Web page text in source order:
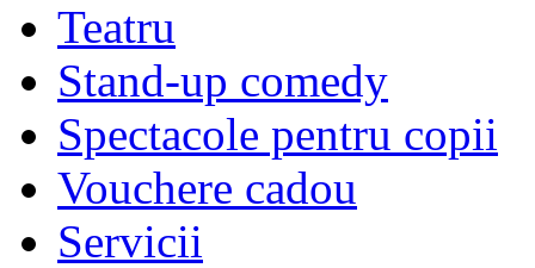
Teatru
Stand-up comedy
Spectacole pentru copii
Vouchere cadou
Servicii